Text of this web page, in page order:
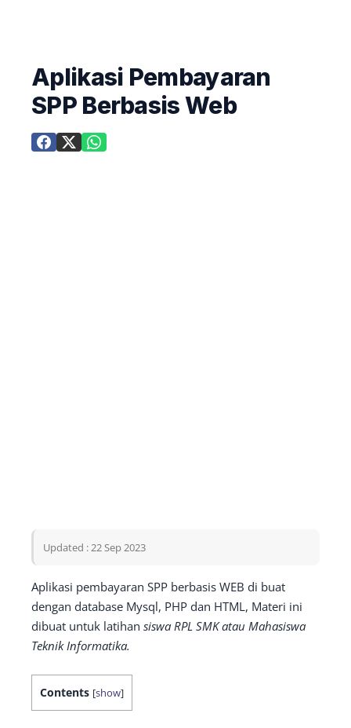
Aplikasi Pembayaran
SPP Berbasis Web
Updated : 22 Sep 2023
Aplikasi pembayaran SPP berbasis WEB di buat
dengan database Mysql, PHP dan HTML, Materi ini
dibuat untuk latihan siswa RPL SMK atau Mahasiswa
Teknik Informatika.
Contents [show]